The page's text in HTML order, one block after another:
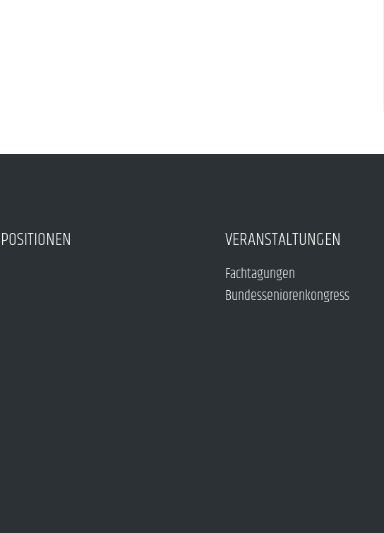
POSITIONEN VERANSTALTUNGEN
Fachtagungen
Bundesseniorenkongress